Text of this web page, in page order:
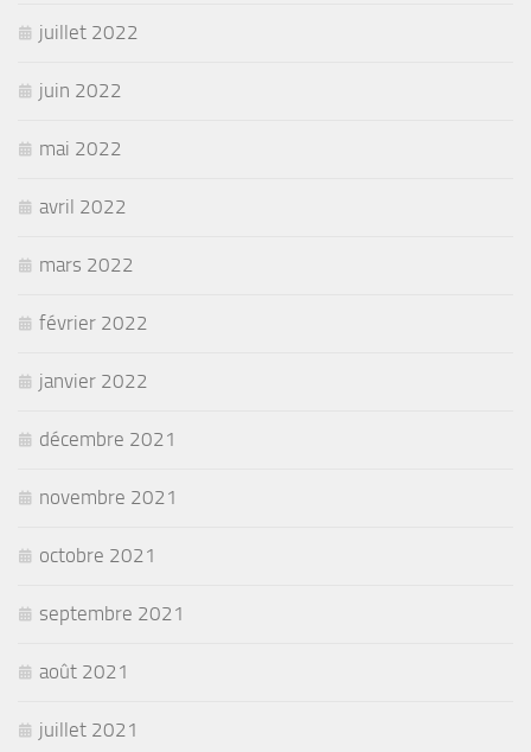
juillet 2022
juin 2022
mai 2022
avril 2022
mars 2022
février 2022
janvier 2022
décembre 2021
novembre 2021
octobre 2021
septembre 2021
août 2021
juillet 2021